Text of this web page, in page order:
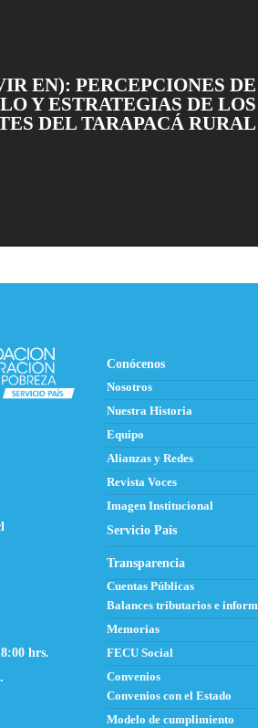
EN): PERCEPCIONES DE
Y ESTRATEGIAS DE LOS
DEL TARAPACÁ RURAL
hrs.
Conócenos
Nosotros
Nuestra Historia
Equipo
Alianzas y Redes
Revista Voces
Imagen Institucional
Servicio País
Transparencia
Cuentas Públicas
Balances tributarios e
Memorias
FECU Social
Convenios
Convenios con el Estado
Modelo de cumplimiento